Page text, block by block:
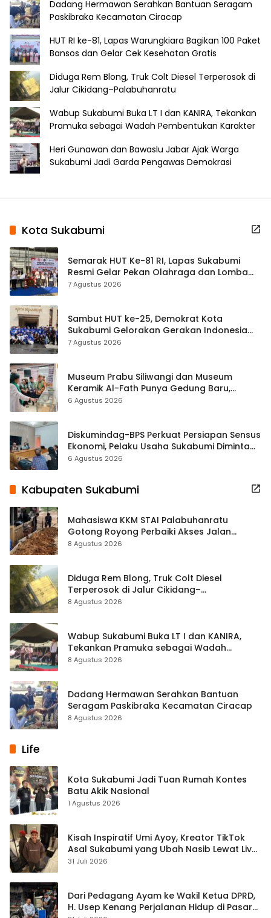
Dadang Hermawan Serahkan Bantuan Seragam
Paskibraka Kecamatan Ciracap
HUT RI ke-81, Lapas Warungkiara Bagikan 100 Paket
Bansos dan Gelar Cek Kesehatan Gratis
Diduga Rem Blong, Truk Colt Diesel Terperosok di
Jalur Cikidang–Palabuhanratu
Wabup Sukabumi Buka LT I dan KANIRA, Tekankan
Pramuka sebagai Wadah Pembentukan Karakter
Heri Gunawan dan Bawaslu Jabar Ajak Warga
Sukabumi Jadi Garda Pengawas Demokrasi
Kota Sukabumi
Semarak HUT Ke-81 RI, Lapas Sukabumi
Resmi Gelar Pekan Olahraga dan Lomba
Tradisional
7 Agustus 2026
Sambut HUT ke-25, Demokrat Kota
Sukabumi Gelorakan Gerakan Indonesia
ASRI Lewat Aksi Bersih Masjid Agung
7 Agustus 2026
Museum Prabu Siliwangi dan Museum
Keramik Al-Fath Punya Gedung Baru,
Hampir 500 Koleksi Dipisahkan
6 Agustus 2026
Diskumindag-BPS Perkuat Persiapan Sensus
Ekonomi, Pelaku Usaha Sukabumi Diminta
Terbuka Beri Data
6 Agustus 2026
Kabupaten Sukabumi
Mahasiswa KKM STAI Palabuhanratu
Gotong Royong Perbaiki Akses Jalan
Majelis Ta’lim di Sagaranten
8 Agustus 2026
Diduga Rem Blong, Truk Colt Diesel
Terperosok di Jalur Cikidang–
Palabuhanratu
8 Agustus 2026
Wabup Sukabumi Buka LT I dan KANIRA,
Tekankan Pramuka sebagai Wadah
Pembentukan Karakter
8 Agustus 2026
Dadang Hermawan Serahkan Bantuan
Seragam Paskibraka Kecamatan Ciracap
8 Agustus 2026
Life
Kota Sukabumi Jadi Tuan Rumah Kontes
Batu Akik Nasional
1 Agustus 2026
Kisah Inspiratif Umi Ayoy, Kreator TikTok
Asal Sukabumi yang Ubah Nasib Lewat Live
Streaming
31 Juli 2026
Dari Pedagang Ayam ke Wakil Ketua DPRD,
H. Usep Kenang Perjalanan Hidup di Pasar